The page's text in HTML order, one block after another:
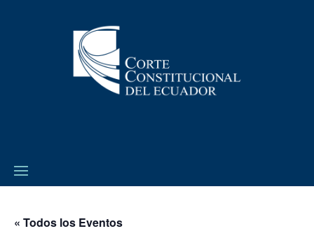
« Todos los Eventos